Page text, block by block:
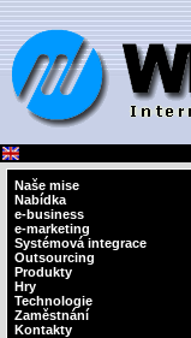
Naše mise
Nabídka
e-business
e-marketing
Systémová integrace
Outsourcing
Produkty
Hry
Technologie
Zaměstnání
Kontakty